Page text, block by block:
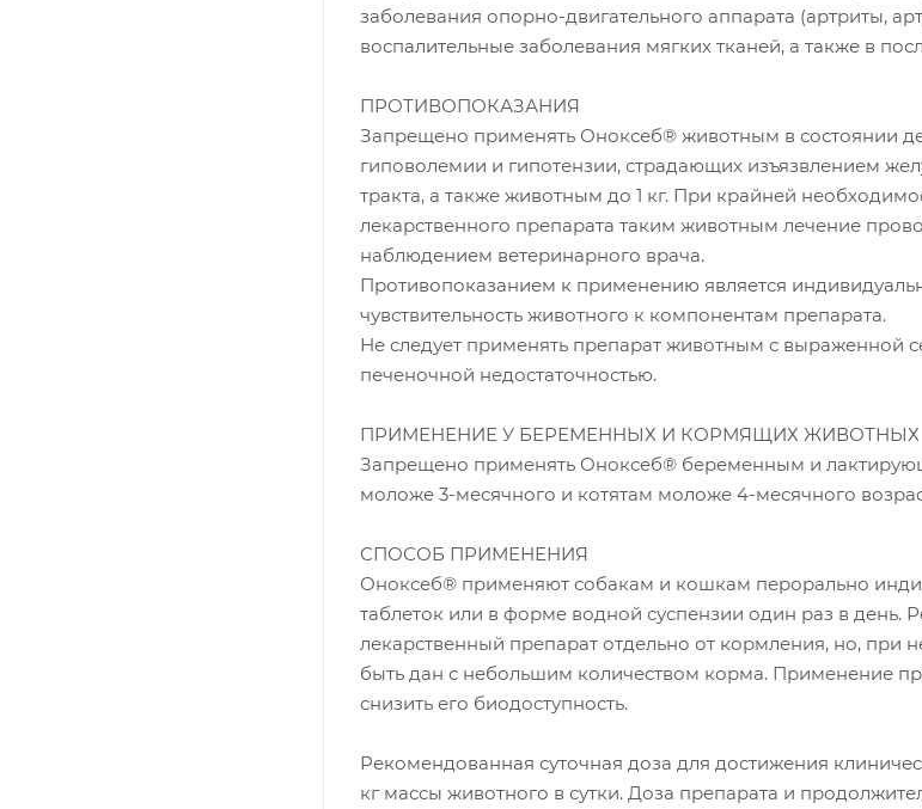
заболевания опорно-двигательного аппарата (артриты,
воспалительные заболевания мягких тканей, а также в
ПРОТИВОПОКАЗАНИЯ
Запрещено применять Оноксеб® животным в состоянии
гиповолемии и гипотензии, страдающих изъязвлением
тракта, а также животным до 1 кг. При крайней
лекарственного препарата таким животным лечение
наблюдением ветеринарного врача.
Противопоказанием к применению является
чувствительность животного к компонентам препарата.
Не следует применять препарат животным с выраженной
печеночной недостаточностью.
ПРИМЕНЕНИЕ У БЕРЕМЕННЫХ И КОРМЯЩИХ ЖИВОТНЫХ
Запрещено применять Оноксеб® беременным и
моложе 3-месячного и котятам моложе 4-месячного
СПОСОБ ПРИМЕНЕНИЯ
Оноксеб® применяют собакам и кошкам перорально
таблеток или в форме водной суспензии один раз в день.
лекарственный препарат отдельно от кормления, но, при
быть дан с небольшим количеством корма. Применение
снизить его биодоступность.
Рекомендованная суточная доза для достижения
кг массы животного в сутки. Доза препарата и